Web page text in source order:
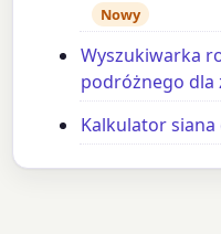
Nowy
Wyszukiwarka
podróżnego dla
Kalkulator siana